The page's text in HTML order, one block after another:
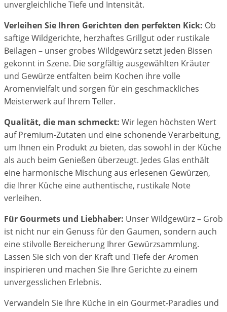
unvergleichliche Tiefe und Intensität.
Verleihen Sie Ihren Gerichten den perfekten Kick: Ob
saftige Wildgerichte, herzhaftes Grillgut oder rustikale
Beilagen – unser grobes Wildgewürz setzt jeden Bissen
gekonnt in Szene. Die sorgfältig ausgewählten Kräuter
und Gewürze entfalten beim Kochen ihre volle
Aromenvielfalt und sorgen für ein geschmackliches
Meisterwerk auf Ihrem Teller.
Qualität, die man schmeckt: Wir legen höchsten Wert
auf Premium-Zutaten und eine schonende Verarbeitung,
um Ihnen ein Produkt zu bieten, das sowohl in der Küche
als auch beim Genießen überzeugt. Jedes Glas enthält
eine harmonische Mischung aus erlesenen Gewürzen,
die Ihrer Küche eine authentische, rustikale Note
verleihen.
Für Gourmets und Liebhaber: Unser Wildgewürz – Grob
ist nicht nur ein Genuss für den Gaumen, sondern auch
eine stilvolle Bereicherung Ihrer Gewürzsammlung.
Lassen Sie sich von der Kraft und Tiefe der Aromen
inspirieren und machen Sie Ihre Gerichte zu einem
unvergesslichen Erlebnis.
Verwandeln Sie Ihre Küche in ein Gourmet-Paradies und